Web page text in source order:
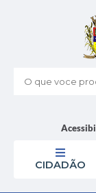
O que voce
CIDADÃO